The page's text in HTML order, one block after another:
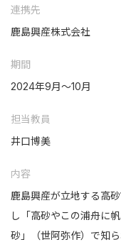
連携先
鹿島興産株式会社
期間
2024年9月〜10月
担当教員
井口博美
内容
鹿島興産が立地する高
し「高砂やこの浦舟に
砂」（世阿弥作）で知